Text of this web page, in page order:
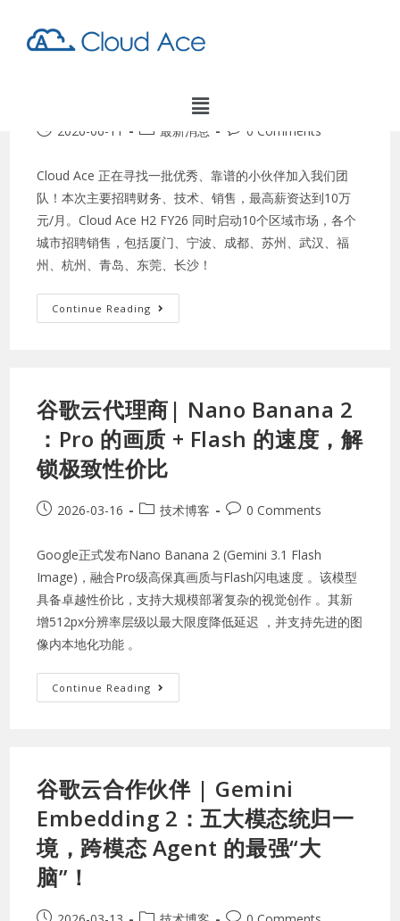
【招聘】Cloud Ace 高薪招聘，
2026-06-11 最新消息 0 Comments
Cloud Ace 正在寻找一批优秀、靠谱的小伙伴加入我们团
队！本次主要招聘财务、技术、销售，最高薪资达到10万
元/月。Cloud Ace H2 FY26 同时启动10个区域市场，各个
城市招聘销售，包括厦门、宁波、成都、苏州、武汉、福
州、杭州、青岛、东莞、长沙！
Continue Reading
谷歌云代理商| Nano Banana 2
：Pro 的画质 + Flash 的速度，解
锁极致性价比
2026-03-16 技术博客 0 Comments
Google正式发布Nano Banana 2 (Gemini 3.1 Flash
Image)，融合Pro级高保真画质与Flash闪电速度 。该模型
具备卓越性价比，支持大规模部署复杂的视觉创作 。其新
增512px分辨率层级以最大限度降低延迟 ，并支持先进的图
像内本地化功能 。
Continue Reading
谷歌云合作伙伴 | Gemini
Embedding 2：五大模态统归一
境，跨模态 Agent 的最强“大
脑”！